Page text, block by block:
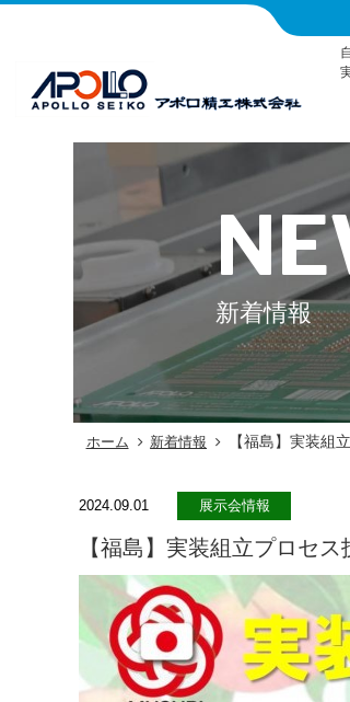
新着情報
ホーム 新着情報 【福島】実装組
2024.09.01 展示会情報
【福島】実装組立プロセ